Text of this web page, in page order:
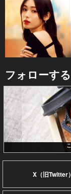
フォローする
X（旧Twitter